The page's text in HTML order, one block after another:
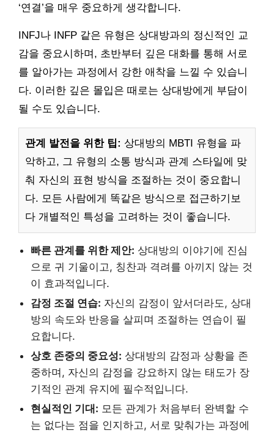
‘연결’을 매우 중요하게 생각합니다.
INFJ나 INFP 같은 유형은 상대방과의 정신적인 교
감을 중요시하며, 초반부터 깊은 대화를 통해 서로
를 알아가는 과정에서 강한 애착을 느낄 수 있습니
다. 이러한 깊은 몰입은 때로는 상대방에게 부담이
될 수도 있습니다.
관계 발전을 위한 팁: 상대방의 MBTI 유형을 파
악하고, 그 유형의 소통 방식과 관계 스타일에 맞
춰 자신의 표현 방식을 조절하는 것이 중요합니
다. 모든 사람에게 똑같은 방식으로 접근하기보
다 개별적인 특성을 고려하는 것이 좋습니다.
빠른 관계를 위한 제안: 상대방의 이야기에 진심
으로 귀 기울이고, 칭찬과 격려를 아끼지 않는 것
이 효과적입니다.
감정 조절 연습: 자신의 감정이 앞서더라도, 상대
방의 속도와 반응을 살피며 조절하는 연습이 필
요합니다.
상호 존중의 중요성: 상대방의 감정과 상황을 존
중하며, 자신의 감정을 강요하지 않는 태도가 장
기적인 관계 유지에 필수적입니다.
현실적인 기대: 모든 관계가 처음부터 완벽할 수
는 없다는 점을 인지하고, 서로 맞춰가는 과정에